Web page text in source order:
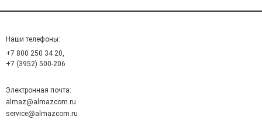
Наши телефоны:
+7 800 250 34 20,
+7 (3952) 500-206
Электронная почта:
almaz@almazcom.ru
service@almazcom.ru